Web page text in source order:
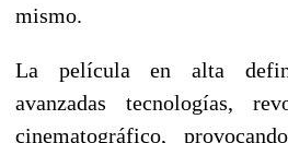
mismo.
La película en alta
avanzadas tecnologías,
cinematográfico,